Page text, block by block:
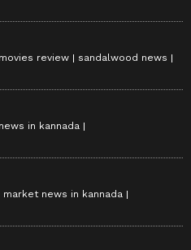
review
sandalwood news
in kannada
market news in kannada